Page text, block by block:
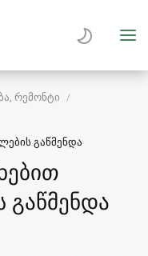
რემონტი
გაწმენდა